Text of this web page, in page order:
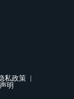
私政策 |
明